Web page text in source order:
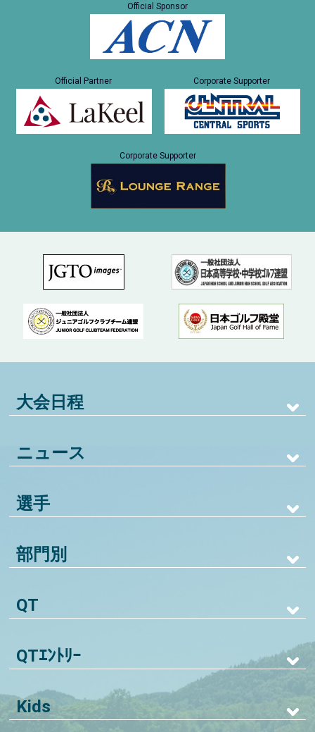
Official Sponsor
Official Partner Corporate Supporter
Corporate Supporter
大会日程
ニュース
選手
部門別
QT
QTｴﾝﾄﾘｰ
Kids